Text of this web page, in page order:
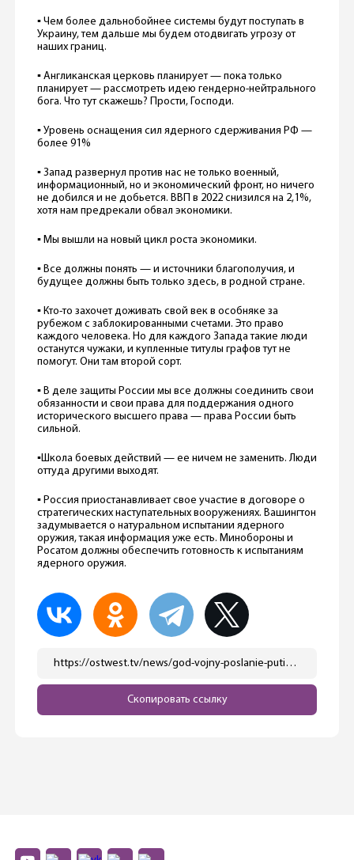
▪️ Чем более дальнобойнее системы будут поступать в
Украину, тем дальше мы будем отодвигать угрозу от
наших границ.
▪️ Англиканская церковь планирует — пока только
планирует — рассмотреть идею гендерно-нейтрального
бога. Что тут скажешь? Прости, Господи.
▪️ Уровень оснащения сил ядерного сдерживания РФ —
более 91%
▪️ Запад развернул против нас не только военный,
информационный, но и экономический фронт, но ничего
не добился и не добьется. ВВП в 2022 снизился на 2,1%,
хотя нам предрекали обвал экономики.
▪️ Мы вышли на новый цикл роста экономики.
▪️ Все должны понять — и источники благополучия, и
будущее должны быть только здесь, в родной стране.
▪️ Кто-то захочет доживать свой век в особняке за
рубежом с заблокированными счетами. Это право
каждого человека. Но для каждого Запада такие люди
останутся чужаки, и купленные титулы графов тут не
помогут. Они там второй сорт.
▪️ В деле защиты России мы все должны соединить свои
обязанности и свои права для поддержания одного
исторического высшего права — права России быть
сильной.
▪️Школа боевых действий — ее ничем не заменить. Люди
оттуда другими выходят.
▪️ Россия приостанавливает свое участие в договоре о
стратегических наступательных вооружениях. Вашингтон
задумывается о натуральном испытании ядерного
оружия, такая информация уже есть. Минобороны и
Росатом должны обеспечить готовность к испытаниям
ядерного оружия.
https://ostwest.tv/news/god-vojny-poslanie-putina-federalnomu-sobraniju/
Скопировать ссылку